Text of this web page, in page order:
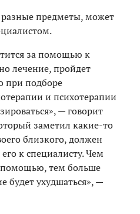
разные предметы, может
за помощью к
лечение, пройдет
при подборе
и психотерапии
— говорит
заметил какие-то
близкого, должен
к специалисту. Чем
помощью, тем больше
будет ухудшаться», —